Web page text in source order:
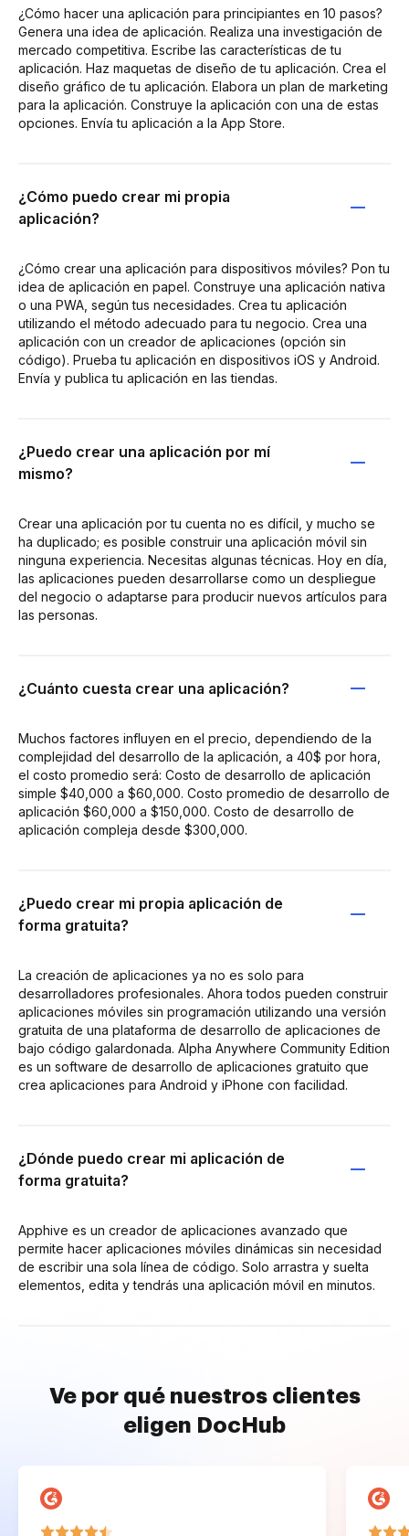
¿Cómo hacer una aplicación para principiantes en 10 pasos?
Genera una idea de aplicación. Realiza una investigación de
mercado competitiva. Escribe las características de tu
aplicación. Haz maquetas de diseño de tu aplicación. Crea el
diseño gráfico de tu aplicación. Elabora un plan de marketing
para la aplicación. Construye la aplicación con una de estas
opciones. Envía tu aplicación a la App Store.
¿Cómo puedo crear mi propia
aplicación?
¿Cómo crear una aplicación para dispositivos móviles? Pon tu
idea de aplicación en papel. Construye una aplicación nativa
o una PWA, según tus necesidades. Crea tu aplicación
utilizando el método adecuado para tu negocio. Crea una
aplicación con un creador de aplicaciones (opción sin
código). Prueba tu aplicación en dispositivos iOS y Android.
Envía y publica tu aplicación en las tiendas.
¿Puedo crear una aplicación por mí
mismo?
Crear una aplicación por tu cuenta no es difícil, y mucho se
ha duplicado; es posible construir una aplicación móvil sin
ninguna experiencia. Necesitas algunas técnicas. Hoy en día,
las aplicaciones pueden desarrollarse como un despliegue
del negocio o adaptarse para producir nuevos artículos para
las personas.
¿Cuánto cuesta crear una aplicación?
Muchos factores influyen en el precio, dependiendo de la
complejidad del desarrollo de la aplicación, a 40$ por hora,
el costo promedio será: Costo de desarrollo de aplicación
simple $40,000 a $60,000. Costo promedio de desarrollo de
aplicación $60,000 a $150,000. Costo de desarrollo de
aplicación compleja desde $300,000.
¿Puedo crear mi propia aplicación de
forma gratuita?
La creación de aplicaciones ya no es solo para
desarrolladores profesionales. Ahora todos pueden construir
aplicaciones móviles sin programación utilizando una versión
gratuita de una plataforma de desarrollo de aplicaciones de
bajo código galardonada. Alpha Anywhere Community Edition
es un software de desarrollo de aplicaciones gratuito que
crea aplicaciones para Android y iPhone con facilidad.
¿Dónde puedo crear mi aplicación de
forma gratuita?
Apphive es un creador de aplicaciones avanzado que
permite hacer aplicaciones móviles dinámicas sin necesidad
de escribir una sola línea de código. Solo arrastra y suelta
elementos, edita y tendrás una aplicación móvil en minutos.
Ve por qué nuestros clientes
eligen DocHub